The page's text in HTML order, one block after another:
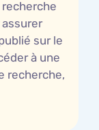
sur le
à une
recherche,